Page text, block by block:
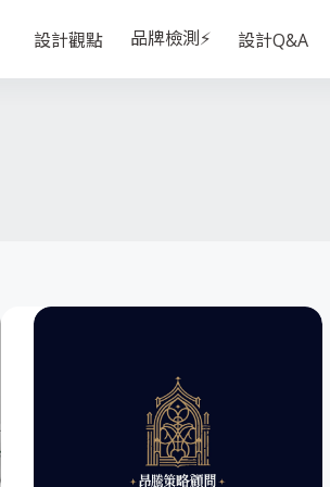
設計觀點 品牌檢測⚡ 設計Q&A